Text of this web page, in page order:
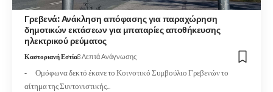
Γρεβενά: Ανάκληση απόφασης για παραχώρηση
δημοτικών εκτάσεων για μπαταρίες αποθήκευσης
ηλεκτρικού ρεύματος
Καστοριανή Εστία8 Λεπτά Ανάγνωσης
- Ομόφωνα δεκτό έκανε το Κοινοτικό Συμβούλιο Γρεβενών το
αίτημα της Συντονιστικής…